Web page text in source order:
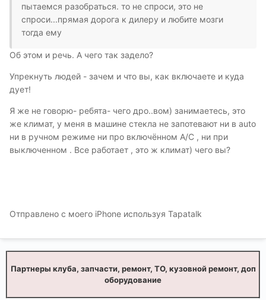
пытаемся разобраться. то не спроси, это не
спроси...прямая дорога к дилеру и любите мозги
тогда ему
Об этом и речь. А чего так задело?
Упрекнуть людей - зачем и что вы, как включаете и куда
дует!
Я же не говорю- ребята- чего дро..вом) занимаетесь, это
же климат, у меня в машине стекла не запотевают ни в auto
ни в ручном режиме ни про включённом А/С , ни при
выключенном . Все работает , это ж климат) чего вы?
Отправлено с моего iPhone используя Tapatalk
Партнеры клуба, запчасти, ремонт, ТО, кузовной ремонт, доп
оборудование